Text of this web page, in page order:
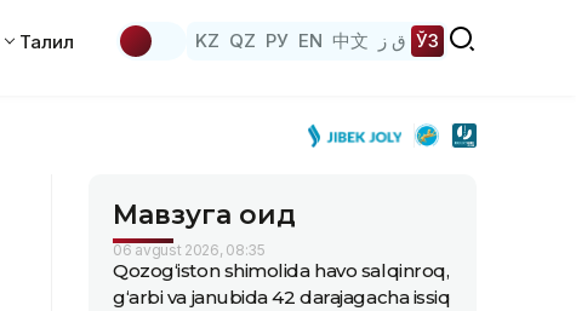
Таҳлил KZ QZ РУ EN 中文 ق ز ЎЗ
Мавзуга оид
06 avgust 2026, 08:35
Qozog‘iston shimolida havo salqinroq,
g‘arbi va janubida 42 darajagacha issiq